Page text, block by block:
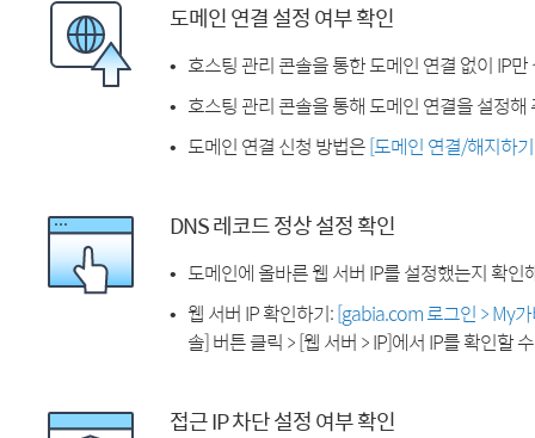
도메인 연결 설정 여부 확인
호스팅 관리 콘솔을 통한 도메인 연결 없이 IP
호스팅 관리 콘솔을 통해 도메인 연결을 설정해
도메인 연결 신청 방법은[도메인 연결/해지하
DNS 레코드 정상 설정 확인
도메인에 올바른 웹 서버 IP를 설정했는지 확인
웹 서버 IP 확인하기:[gabia.com 로그인 > My
솔] 버튼 클릭 > [웹 서버 > IP]에서 IP를 확인할
접근 IP 차단 설정 여부 확인